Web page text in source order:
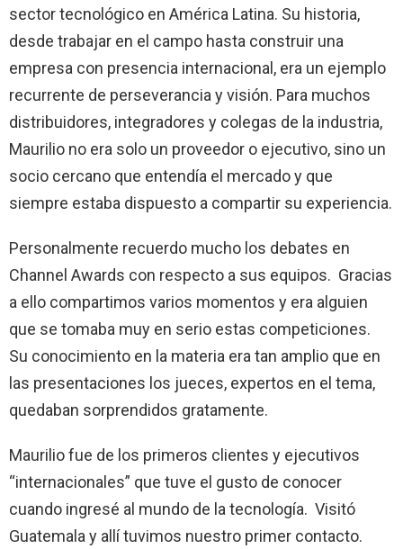
sector tecnológico en América Latina. Su historia,
desde trabajar en el campo hasta construir una
empresa con presencia internacional, era un ejemplo
recurrente de perseverancia y visión. Para muchos
distribuidores, integradores y colegas de la industria,
Maurilio no era solo un proveedor o ejecutivo, sino un
socio cercano que entendía el mercado y que
siempre estaba dispuesto a compartir su experiencia.
Personalmente recuerdo mucho los debates en
Channel Awards con respecto a sus equipos. Gracias
a ello compartimos varios momentos y era alguien
que se tomaba muy en serio estas competiciones.
Su conocimiento en la materia era tan amplio que en
las presentaciones los jueces, expertos en el tema,
quedaban sorprendidos gratamente.
Maurilio fue de los primeros clientes y ejecutivos
“internacionales” que tuve el gusto de conocer
cuando ingresé al mundo de la tecnología. Visitó
Guatemala y allí tuvimos nuestro primer contacto.